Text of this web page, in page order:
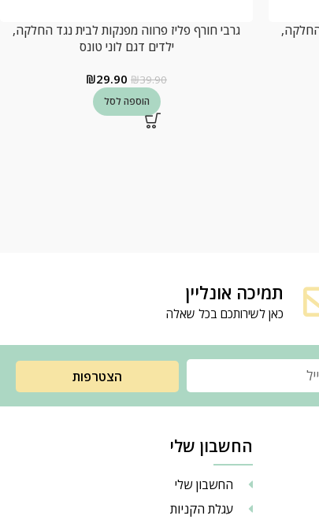
החלקה,
גרבי חורף פליז פרווה מפנקות לבית נגד החלקה,
ילדים דגם לוני טונס
₪39.90
₪29.90
הוספה לסל
תמיכה אונליין
כאן לשירותכם בכל שאלה
הצטרפות
החשבון שלי
החשבון שלי
עגלת הקניות